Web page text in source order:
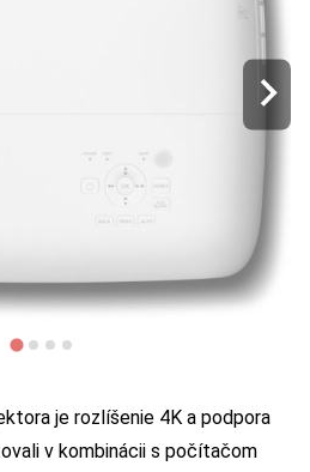
je rozlíšenie 4K a podpora
v kombinácii s počítačom